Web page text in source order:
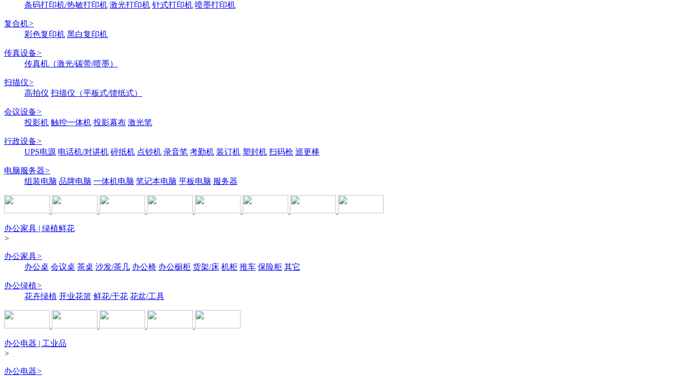
条码打印机/热敏打印机 激光打印机 针式打印机 喷墨打印机
复合机>
彩色复印机 黑白复印机
传真设备>
传真机（激光/碳带/喷墨）
扫描仪>
高拍仪 扫描仪（平板式/馈纸式）
会议设备>
投影机 触控一体机 投影幕布 激光笔
行政设备>
UPS电源 电话机/对讲机 碎纸机 点钞机 录音笔 考勤机 装订机 塑封机 扫码枪 巡更棒
电脑服务器>
组装电脑 品牌电脑 一体机电脑 笔记本电脑 平板电脑 服务器
办公家具 | 绿植鲜花
>
办公家具>
办公桌 会议桌 茶桌 沙发/茶几 办公椅 办公橱柜 货架/床 机柜 推车 保险柜 其它
办公绿植>
花卉绿植 开业花篮 鲜花/干花 花盆/工具
办公电器 | 工业品
>
办公电器>